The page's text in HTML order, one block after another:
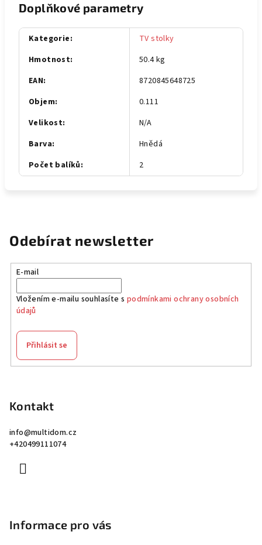
Doplňkové parametry
Kategorie:
TV stolky
Hmotnost:
50.4 kg
EAN:
8720845648725
Objem:
0.111
Velikost:
N/A
Barva:
Hnědá
Počet balíků: 2
Odebírat newsletter
E-mail
Vložením e-mailu souhlasíte s podmínkami ochrany osobních
údajů
Přihlásit se
Kontakt
info@multidom.cz
+420499111074
Informace pro vás